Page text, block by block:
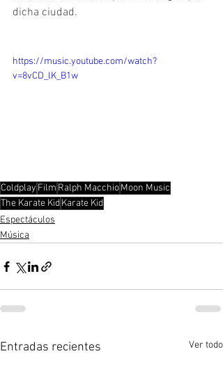
dicha ciudad.
https://music.youtube.com/watch?
v=8vCD_lK_B1w
Coldplay Film Ralph MacchioMoon Music
The Karate KidKarate Kid
Espectáculos
Música
Entradas recientes Ver todo